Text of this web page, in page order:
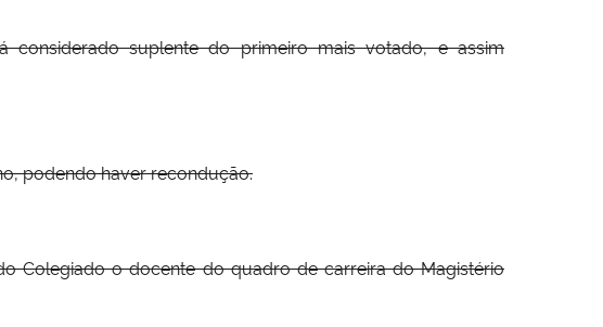
suplente do primeiro mais votado, e assim
podendo haver recondução.
Colegiado o docente do quadro de carreira do Magistério